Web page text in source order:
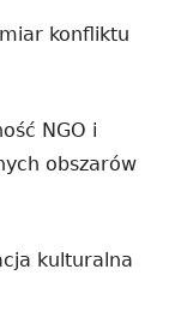
konfliktu
NGO i
obszarów
kulturalna